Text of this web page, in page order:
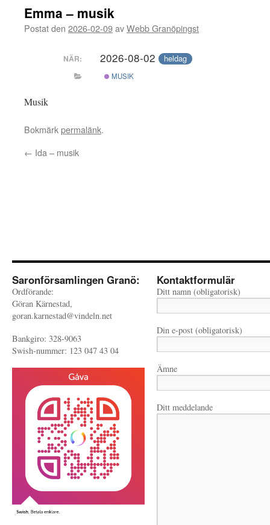
Emma – musik
Postat den 2026-02-09avWebb Granöpingst
NÄR: 2026-08-02 heldag
MUSIK
Musik
Bokmärkpermalänk.
← Ida – musik
Saronförsamlingen Granö:
Ordförande:
Göran Kärnestad,
goran.karnestad@vindeln.net
Bankgiro: 328-9063
Swish-nummer: 123 047 43 04
Kontaktformulär
Ditt namn (obligatorisk)
Din e-post (obligatorisk)
Ämne
Ditt meddelande